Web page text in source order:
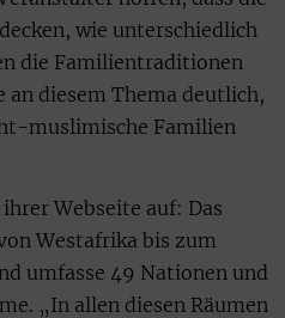
wie unterschiedlich
die Familientraditionen
an diesem Thema deutlich,
muslimische Familien
Webseite auf: Das
Westafrika bis zum
umfasse 49 Nationen und
„In allen diesen Räumen